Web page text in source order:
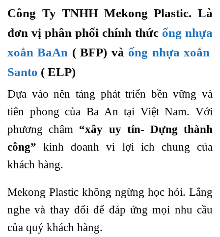
Công Ty TNHH Mekong Plastic. Là
đơn vị phân phối chính thức ống nhựa
xoắn BaAn ( BFP) và ống nhựa xoắn
Santo ( ELP)
Dựa vào nên tảng phát triển bền vững và
tiên phong của Ba An tại Việt Nam. Với
phương châm “xây uy tín- Dựng thành
công” kinh doanh vì lợi ích chung của
khách hàng.
Mekong Plastic không ngừng học hỏi. Lắng
nghe và thay đổi để đáp ứng mọi nhu cầu
của quý khách hàng.